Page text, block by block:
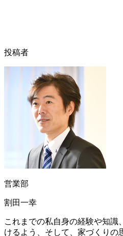
投稿者
営業部
割田一幸
これまでの私自身の経験や知識
けるよう、そして、家づくりの